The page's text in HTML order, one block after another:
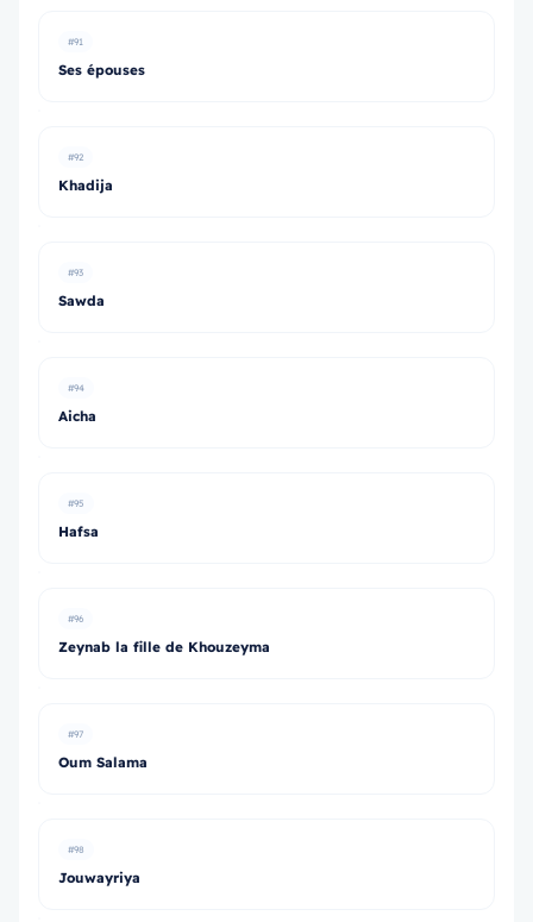
#91
Ses épouses
#92
Khadija
#93
Sawda
#94
Aicha
#95
Hafsa
#96
Zeynab la fille de Khouzeyma
#97
Oum Salama
#98
Jouwayriya